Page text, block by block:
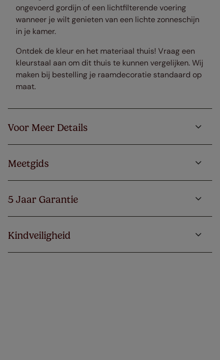
ongevoerd gordijn of een lichtfilterende voering
wanneer je wilt genieten van een lichte zonneschijn
in je kamer.
Ontdek de kleur en het materiaal thuis! Vraag een
kleurstaal aan om dit thuis te kunnen vergelijken. Wij
maken bij bestelling je raamdecoratie standaard op
maat.
Voor Meer Details
Meetgids
5 Jaar Garantie
Kindveiligheid